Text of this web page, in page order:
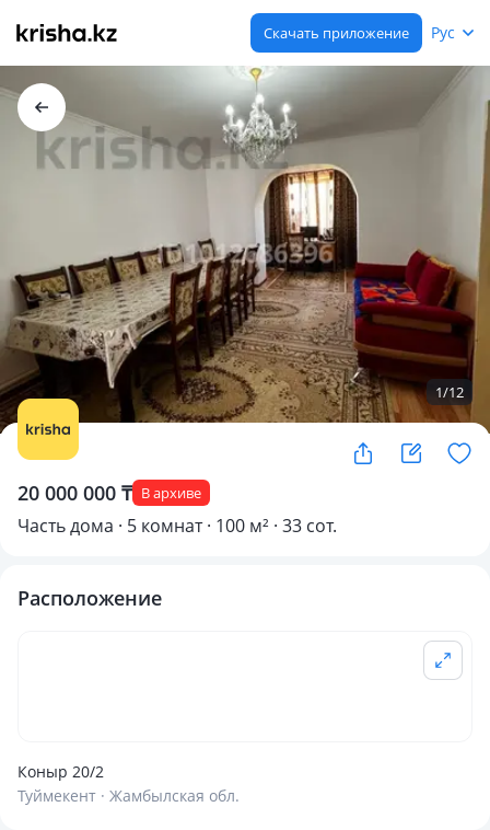
Скачать приложение Рус
1/12
20 000 000 ₸ В архиве
Часть дома · 5 комнат · 100 м² · 33 сот.
Расположение
Коныр 20/2
Туймекент · Жамбылская обл.